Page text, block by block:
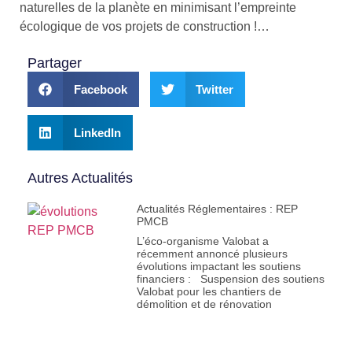
naturelles de la planète en minimisant l’empreinte
écologique de vos projets de construction !…
Partager
Facebook Twitter
LinkedIn
Autres Actualités
Actualités Réglementaires : REP
PMCB
L’éco-organisme Valobat a
récemment annoncé plusieurs
évolutions impactant les soutiens
financiers : Suspension des soutiens
Valobat pour les chantiers de
démolition et de rénovation